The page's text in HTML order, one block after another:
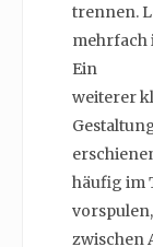
trennen.
mehrfach
Ein
weiterer
häufig im
zwischen